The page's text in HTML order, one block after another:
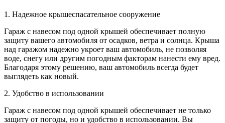
1. Надежное крышеспасательное сооружение
Гараж с навесом под одной крышей обеспечивает полную
защиту вашего автомобиля от осадков, ветра и солнца. Крыша
над гаражом надежно укроет ваш автомобиль, не позволяя
воде, снегу или другим погодным факторам нанести ему вред.
Благодаря этому решению, ваш автомобиль всегда будет
выглядеть как новый.
2. Удобство в использовании
Гараж с навесом под одной крышей обеспечивает не только
защиту от погоды, но и удобство в использовании. Вы